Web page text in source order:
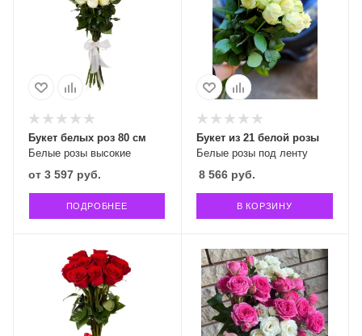
Белые розы высокие
Букет белых роз 80 см
от 3 597 руб.
ПОДРОБНЕЕ
Белые розы под ленту
Букет из 21 белой розы
8 566руб.
В КОРЗИНУ